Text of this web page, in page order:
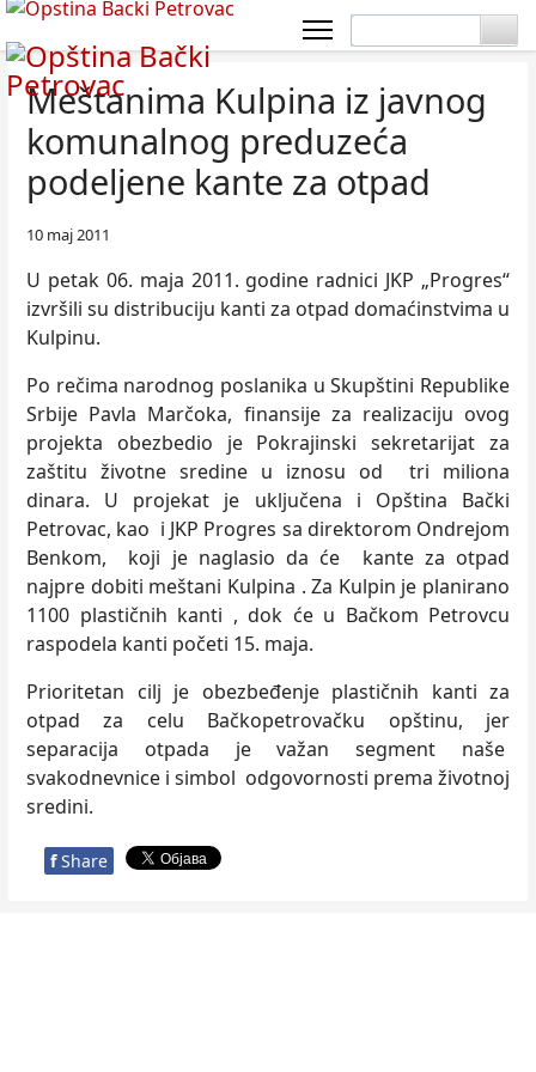
Meštanima Kulpina iz javnog
komunalnog preduzeća
podeljene kante za otpad
10 maj 2011
U petak 06. maja 2011. godine radnici JKP „Progres“
izvršili su distribuciju kanti za otpad domaćinstvima u
Kulpinu.
Po rečima narodnog poslanika u Skupštini Republike
Srbije Pavla Marčoka, finansije za realizaciju ovog
projekta obezbedio je Pokrajinski sekretarijat za
zaštitu životne sredine u iznosu od tri miliona
dinara. U projekat je uključena i Opština Bački
Petrovac, kao i JKP Progres sa direktorom Ondrejom
Benkom, koji je naglasio da će kante za otpad
najpre dobiti meštani Kulpina . Za Kulpin je planirano
1100 plastičnih kanti , dok će u Bačkom Petrovcu
raspodela kanti početi 15. maja.
Prioritetan cilj je obezbeđenje plastičnih kanti za
otpad za celu Bačkopetrovačku opštinu, jer
separacija otpada je važan segment naše
svakodnevnice i simbol odgovornosti prema životnoj
sredini.
f Share